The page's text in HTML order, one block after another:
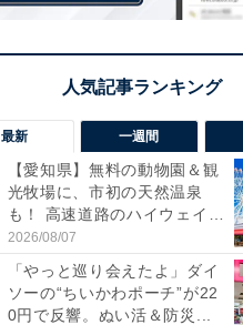
最新 一週間
【愛知県】無料の動物園＆観
光牧場に、市初の天然温泉
も！ 高速道路のハイウェイオ
ア...
2026/08/07
「やっと巡り会えたよ」ダイ
ソーの“ちいかわポーチ”が22
0円で反響。ぬい活＆防災...